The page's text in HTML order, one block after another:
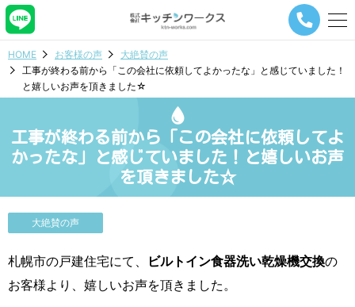
メ
ー
ビ
シ
ョ
タ
HOME お客様の声
大絶賛の声
工事が終わる前から「この会社に依頼してよかったな」と感じていました！
と嬉しいお声を頂きました☆
工事が終わる前から「この会社に依頼してよ
かったな」と感じていました！と嬉しいお声
を頂きました☆
大絶賛の声
札幌市の戸建住宅にて、 ビルトイン食器洗い乾燥機交換の
お客様より、嬉しいお声を頂きました。